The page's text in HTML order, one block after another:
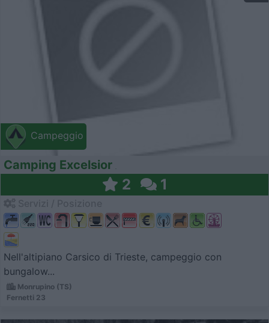
Campeggio
Camping Excelsior
2 1
Nell'altipiano Carsico di Trieste, campeggio con
bungalow...
Monrupino (TS)
Fernetti 23